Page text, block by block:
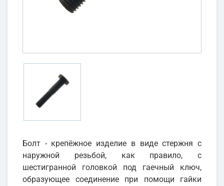
Болт - крепёжное изделие в виде стержня с
наружной резьбой, как правило, с
шестигранной головкой под гаечный ключ,
образующее соединение при помощи гайки